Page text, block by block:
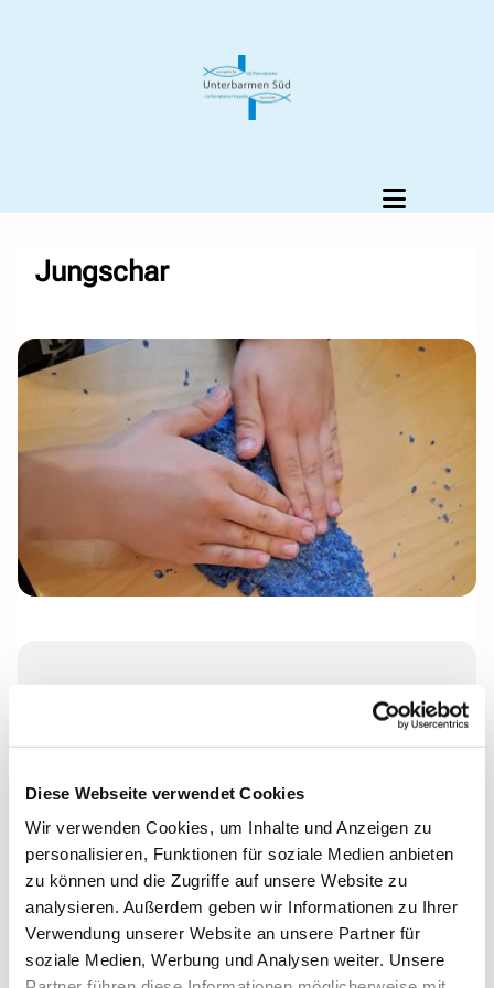
Diese Webseite verwendet Cookies
Wir verwenden Cookies, um Inhalte und Anzeigen zu
personalisieren, Funktionen für soziale Medien anbieten
zu können und die Zugriffe auf unsere Website zu
analysieren. Außerdem geben wir Informationen zu Ihrer
Verwendung unserer Website an unsere Partner für
soziale Medien, Werbung und Analysen weiter. Unsere
Jungschar
Montag, 25. Januar 2027, 16:00 -
Gemeindezentrum Petruskirche
Leitung: Arne Würzbach